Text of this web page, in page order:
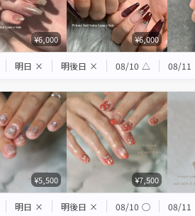
¥6,000 ¥6,000
明日 × 明後日 × 08/10 △ 08/11
¥5,500 ¥7,500
明日 × 明後日 × 08/10 ◯ 08/11